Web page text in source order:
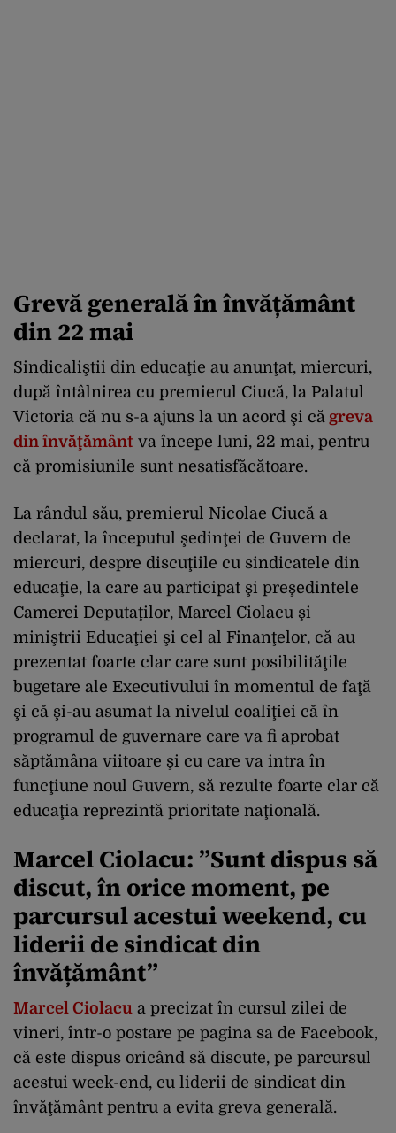
Grevă generală în învățământ
din 22 mai
Sindicaliştii din educaţie au anunţat, miercuri,
după întâlnirea cu premierul Ciucă, la Palatul
Victoria că nu s-a ajuns la un acord şi că greva
din învăţământ va începe luni, 22 mai, pentru
că promisiunile sunt nesatisfăcătoare.
La rândul său, premierul Nicolae Ciucă a
declarat, la începutul şedinţei de Guvern de
miercuri, despre discuţiile cu sindicatele din
educaţie, la care au participat şi preşedintele
Camerei Deputaţilor, Marcel Ciolacu şi
miniştrii Educaţiei şi cel al Finanţelor, că au
prezentat foarte clar care sunt posibilităţile
bugetare ale Executivului în momentul de faţă
şi că şi-au asumat la nivelul coaliţiei că în
programul de guvernare care va fi aprobat
săptămâna viitoare şi cu care va intra în
funcţiune noul Guvern, să rezulte foarte clar că
educaţia reprezintă prioritate naţională.
Marcel Ciolacu: ”Sunt dispus să
discut, în orice moment, pe
parcursul acestui weekend, cu
liderii de sindicat din
învățământ”
Marcel Ciolacu a precizat în cursul zilei de
vineri, într-o postare pe pagina sa de Facebook,
că este dispus oricând să discute, pe parcursul
acestui week-end, cu liderii de sindicat din
învăţământ pentru a evita greva generală.